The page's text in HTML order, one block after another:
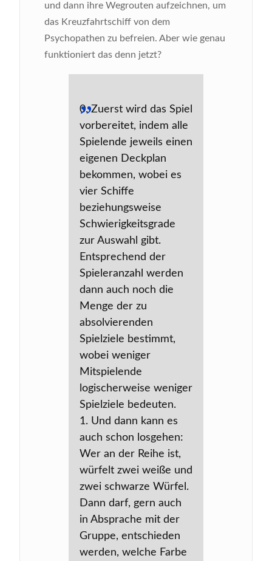
und dann ihre Wegrouten aufzeichnen, um
das Kreuzfahrtschiff von dem
Psychopathen zu befreien. Aber wie genau
funktioniert das denn jetzt?
0. Zuerst wird das Spiel
vorbereitet, indem alle
Spielende jeweils einen
eigenen Deckplan
bekommen, wobei es
vier Schiffe
beziehungsweise
Schwierigkeitsgrade
zur Auswahl gibt.
Entsprechend der
Spieleranzahl werden
dann auch noch die
Menge der zu
absolvierenden
Spielziele bestimmt,
wobei weniger
Mitspielende
logischerweise weniger
Spielziele bedeuten.
1. Und dann kann es
auch schon losgehen:
Wer an der Reihe ist,
würfelt zwei weiße und
zwei schwarze Würfel.
Dann darf, gern auch
in Absprache mit der
Gruppe, entschieden
werden, welche Farbe